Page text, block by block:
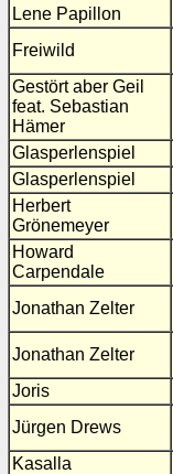
Lene Papillon
Freiwild
Gestört aber Geil
feat. Sebastian
Hämer
Glasperlenspiel
Glasperlenspiel
Herbert
Grönemeyer
Howard
Carpendale
Jonathan Zelter
Jonathan Zelter
Joris
Jürgen Drews
Kasalla